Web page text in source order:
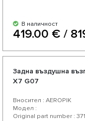
В наличност
419.00 € /
Задна въздушна
X7 G07
Вносител : AEROPIK
Модел :
Original part number :